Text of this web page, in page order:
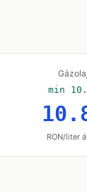
Gázolaj
min
RON/liter